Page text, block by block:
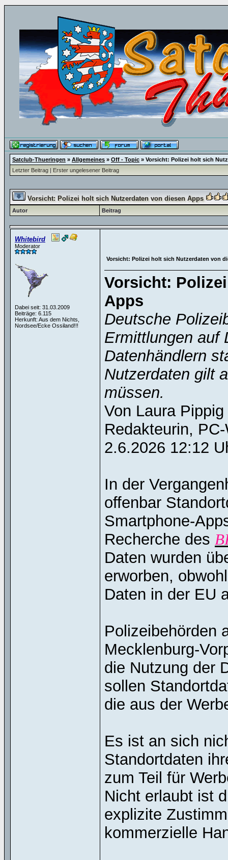
Satclub-Thueringen » Allgemeines » Off - Topic » Vorsicht: Polizei holt sich
Letzter Beitrag | Erster ungelesener Beitrag
Vorsicht: Polizei holt sich Nutzerdaten von diesen Apps
Autor Beitrag
Whitebird
Moderator
Dabei seit: 31.03.2009
Beiträge: 6.115
Herkunft: Aus dem Nichts,
Nordsee/Ecke Ossiland!!!
Vorsicht: Polizei holt sich Nutzerdaten von
Vorsicht:
Apps
Deutsche
Ermittlungen auf
Datenhändlern
Nutzerdaten gilt
müssen.
Von Laura Pippig
Redakteurin,
2.6.2026 12:12
In der
offenbar
Smartphone-
Recherche des
Daten wurden
erworben,
Daten in der EU
Polizeibehörden
Mecklenburg-
die Nutzung der
sollen
die aus der
Es ist an sich
Standortdaten
zum Teil für
Nicht erlaubt ist
explizite
kommerzielle